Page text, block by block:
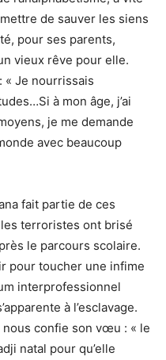
de sauver les siens
pour ses parents,
vieux rêve pour elle.
« Je nourrissais
à mon âge, j’ai
je me demande
avec beaucoup
fait partie de ces
terroristes ont brisé
le parcours scolaire.
pour toucher une infime
interprofessionnel
à l’esclavage.
confie son vœu : « le
natal pour qu’elle